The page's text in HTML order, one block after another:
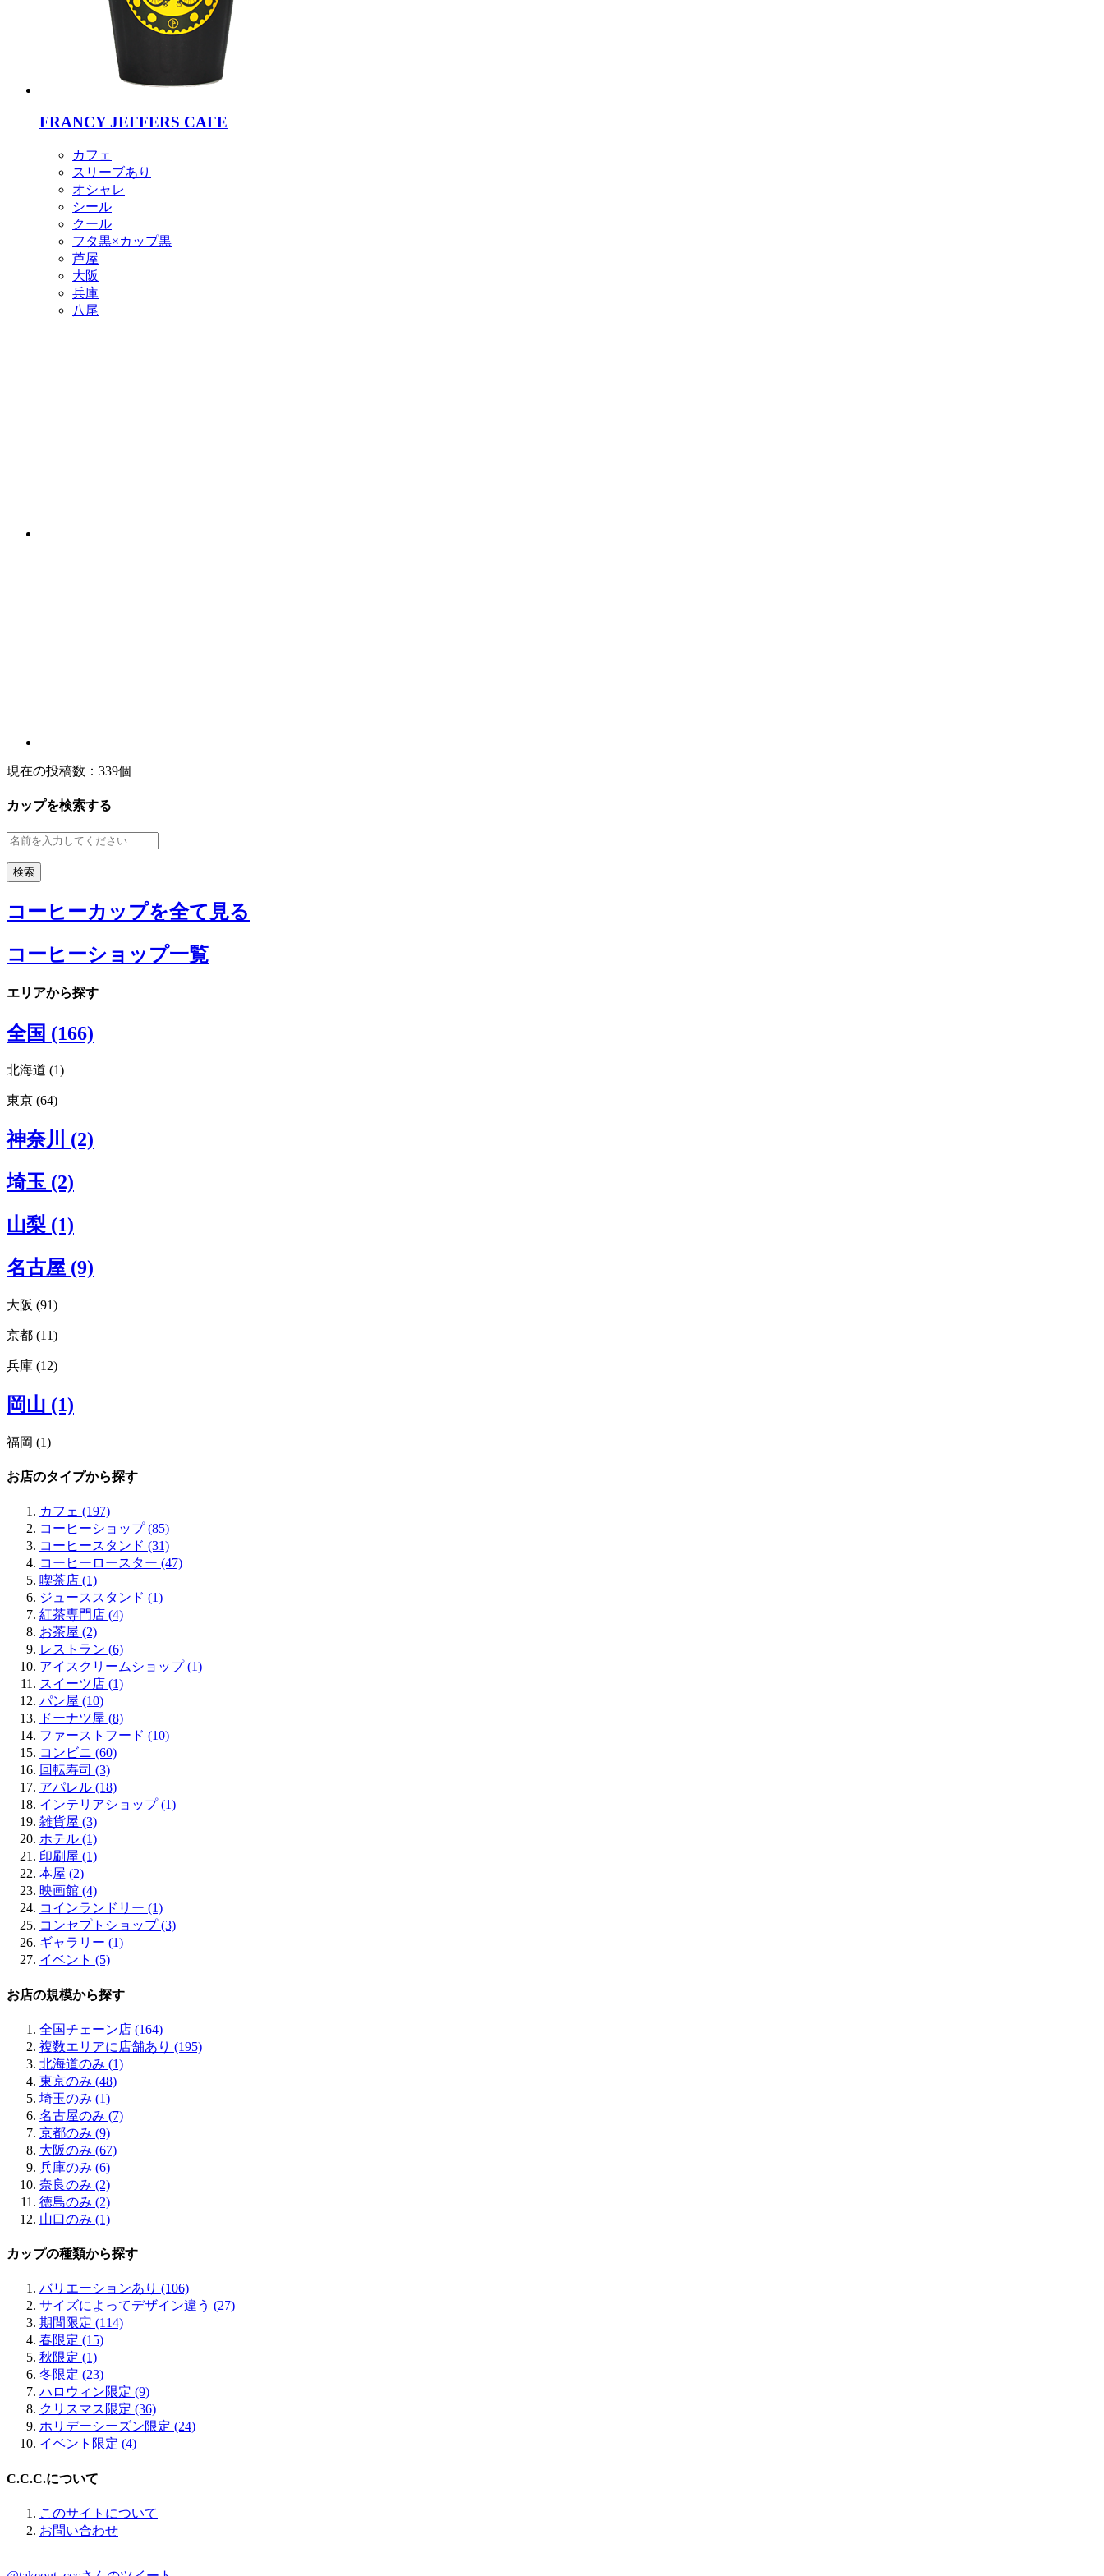
FRANCY JEFFERS CAFE
カフェ
スリーブあり
オシャレ
シール
クール
フタ黒×カップ黒
芦屋
大阪
兵庫
八尾
現在の投稿数： 339個
カップを検索する
コーヒーカップを全て見る
コーヒーショップ一覧
エリアから探す
全国 (166)
北海道 (1)
東京 (64)
東京エリアすべてみる (64)
渋谷 (22)
新宿 (7)
外苑前 (3)
代官山 (3)
吉祥寺 (3)
奥沢 (1)
京橋 (1)
清澄白河 (1)
田町 (1)
三田 (1)
品川 (1)
神奈川 (2)
埼玉 (2)
山梨 (1)
名古屋 (9)
大阪 (91)
箕面 (2)
天満 (1)
南森町 (3)
北浜 (13)
中之島 (1)
天満橋 (4)
肥後橋 (4)
江戸堀 (2)
靭公園 (3)
本町 (7)
淀屋橋 (1)
新町 (2)
南船場 (5)
四ツ橋 (4)
心斎橋 (10)
アメリカ村 (2)
堀江 (5)
難波 (6)
日本橋 (3)
桜川 (2)
松屋町 (1)
京橋 (3)
鶴橋 (2)
阿倍野 (2)
天王寺 (3)
北花田 (1)
堺 (2)
鶴見 (2)
八尾 (1)
京都 (11)
中京区 (2)
下京区 (2)
烏丸 (1)
嵐山 (1)
東山 (1)
一乗寺 (1)
兵庫 (12)
神戸 (6)
須磨 (1)
岡山 (1)
福岡 (1)
福岡エリアすべてみる (1)
お店のタイプから探す
カフェ (197)
コーヒーショップ (85)
コーヒースタンド (31)
コーヒーロースター (47)
喫茶店 (1)
ジューススタンド (1)
紅茶専門店 (4)
お茶屋 (2)
レストラン (6)
アイスクリームショップ (1)
スイーツ店 (1)
パン屋 (10)
ドーナツ屋 (8)
ファーストフード (10)
コンビニ (60)
回転寿司 (3)
アパレル (18)
インテリアショップ (1)
雑貨屋 (3)
ホテル (1)
印刷屋 (1)
本屋 (2)
映画館 (4)
コインランドリー (1)
コンセプトショップ (3)
ギャラリー (1)
イベント (5)
お店の規模から探す
全国チェーン店 (164)
複数エリアに店舗あり (195)
北海道のみ (1)
東京のみ (48)
埼玉のみ (1)
名古屋のみ (7)
京都のみ (9)
大阪のみ (67)
兵庫のみ (6)
奈良のみ (2)
徳島のみ (2)
山口のみ (1)
カップの種類から探す
バリエーションあり (106)
サイズによってデザイン違う (27)
期間限定 (114)
春限定 (15)
秋限定 (1)
冬限定 (23)
ハロウィン限定 (9)
クリスマス限定 (36)
ホリデーシーズン限定 (24)
イベント限定 (4)
C.C.C.について
このサイトについて
お問い合わせ